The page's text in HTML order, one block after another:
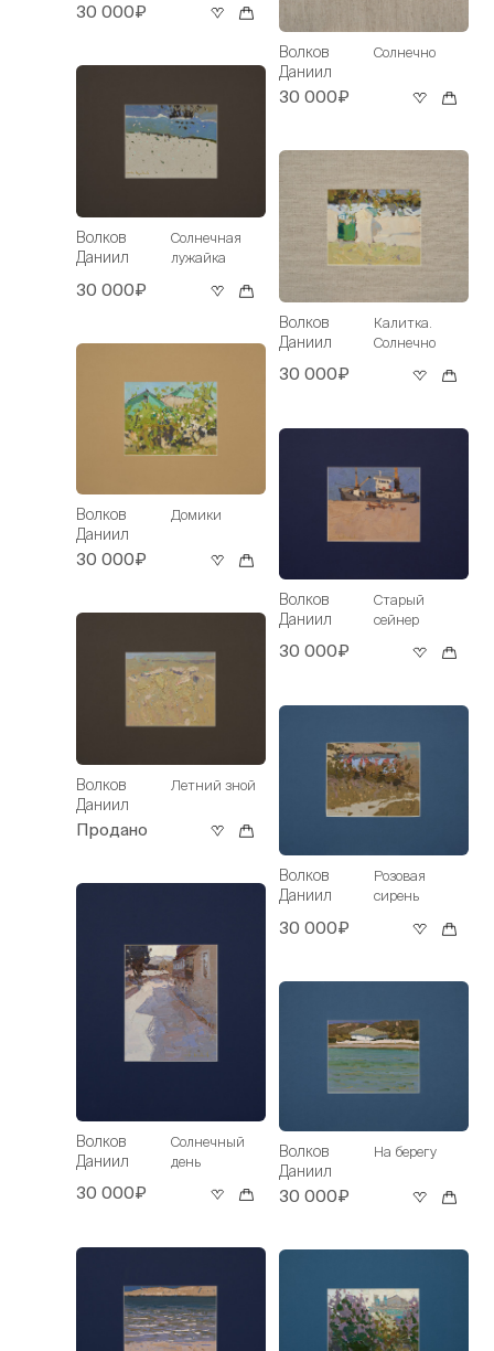
30 000₽
Волков
Даниил
Солнечная
лужайка
30 000₽
Волков
Даниил
Домики
30 000₽
Волков
Даниил
Летний зной
Продано
Волков
Даниил
Солнечный
день
30 000₽
Волков
Даниил
Солнечно
30 000₽
Волков
Даниил
Калитка.
Солнечно
30 000₽
Волков
Даниил
Старый
сейнер
30 000₽
Волков
Даниил
Розовая
сирень
30 000₽
Волков
Даниил
На берегу
30 000₽